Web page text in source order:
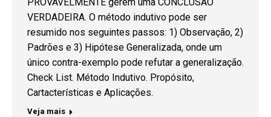
PROVAVELMENTE gerem uma CONCLUSÃO
VERDADEIRA. O método indutivo pode ser
resumido nos seguintes passos: 1) Observação, 2)
Padrões e 3) Hipótese Generalizada, onde um
único contra-exemplo pode refutar a generalização.
Check List. Método Indutivo. Propósito,
Cartacterísticas e Aplicações.
Veja mais